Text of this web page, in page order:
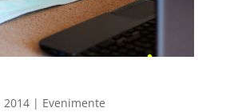
2014| Evenimente